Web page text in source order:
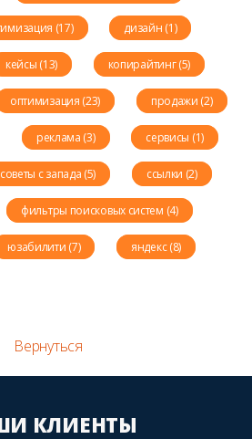
(17) дизайн (1)
кейсы (13) копирайтинг (5)
оптимизация (23) продажи (2)
реклама (3) сервисы (1)
советы с запада (5) ссылки (2)
фильтры поисковых систем (4)
юзабилити (7) яндекс (8)
Вернуться
КЛИЕНТЫ